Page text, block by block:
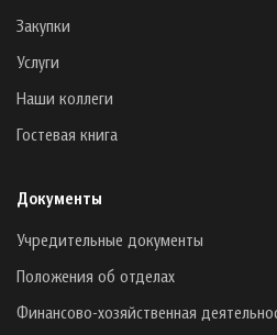
Закупки
Услуги
Наши коллеги
Гостевая книга
Документы
Учредительные документы
Положения об отделах
Финансово-хозяйственная